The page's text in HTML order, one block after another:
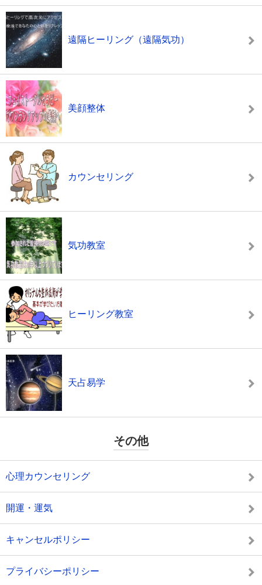
遠隔ヒーリング（遠隔気功）
美顔整体
カウンセリング
気功教室
ヒーリング教室
天占易学
その他
心理カウンセリング
開運・運気
キャンセルポリシー
プライバシーポリシー